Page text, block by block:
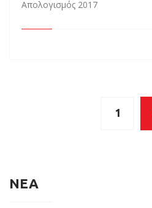
Απολογισμός 2017
1
ΝΕΑ